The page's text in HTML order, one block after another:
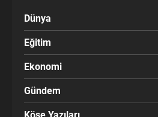
Dünya
Eğitim
Ekonomi
Gündem